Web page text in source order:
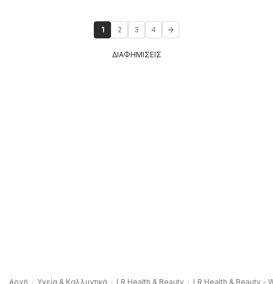
1 2 3 4
ΔΙΑΦΗΜΙΣΕΙΣ
Αρχή Υγεία & Καλλυντικά LR Health & Beauty LR Health & Beauty -